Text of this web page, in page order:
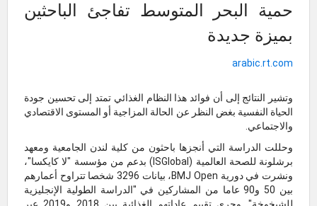
حمية البحر المتوسط تفاجئ الباحثين
بميزة جديدة
arabic.rt.com
وتشير النتائج إلى أن فوائد هذا النظام الغذائي تمتد إلى تحسين جودة
الحياة النفسية بغض النظر عن الحالة المزاجية أو المستوى الاقتصادي
والاجتماعي.
وحللت الدراسة التي أنجزها باحثون من كلية لندن الجامعية ومعهد
برشلونة للصحة العالمية (ISGlobal) بدعم من مؤسسة "لا كايكسا"،
ونشرت في دورية BMJ Open، بيانات 3296 شخصا تتراوح أعمارهم
بين 50 و90 عاما من المشاركين في "الدراسة الطولية الإنجليزية